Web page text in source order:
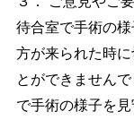
待合室で手術の
方が来られた時
とができません
で手術の様子を